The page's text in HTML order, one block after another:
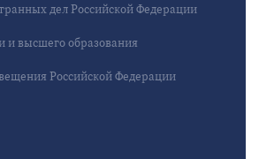
дел Российской Федерации
и высшего образования
Российской Федерации